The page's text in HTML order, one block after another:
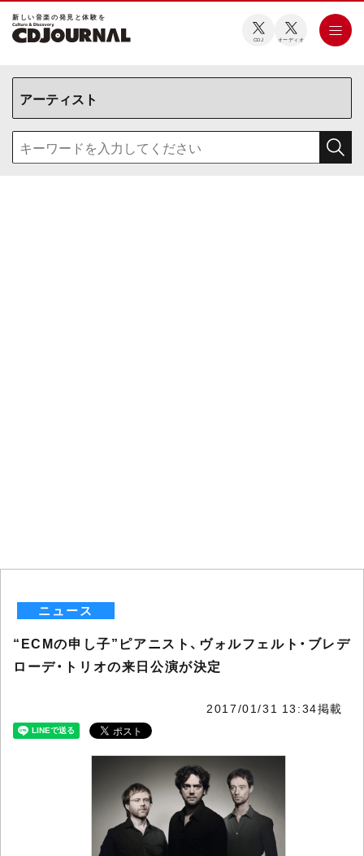
新しい⾳楽の発⾒と体験を
CDJ オーディオ
ニュース
“ECMの申し子”ピアニスト、ヴォルフェルト・ブレデ
ローデ・トリオの来日公演が決定
2017/01/31 13:34掲載